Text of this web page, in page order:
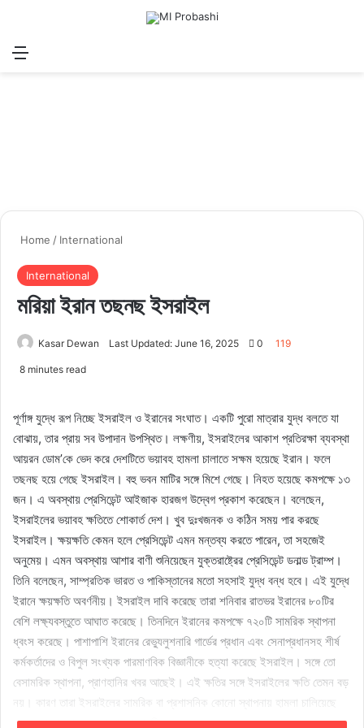
Menu
Home / International
International
মরিয়া ইরান তছনছ ইসরাইল
Kasar Dewan Last Updated: June 16, 2025 0 119
8 minutes read
পূর্ণাঙ্গ যুদ্ধে রূপ নিচ্ছে ইসরাইল ও ইরানের সংঘাত। একটি পুরো মাত্রার যুদ্ধ বলতে যা
বোঝায়, তার প্রায় সব উপাদান উপস্থিত। লক্ষণীয়, ইসরাইলের আকাশ প্রতিরক্ষা ব্যবস্থা
আয়রন ডোম’কে ভেদ করে দেশটিতে ভয়াবহ হামলা চালাতে সক্ষম হয়েছে ইরান। ফলে
তছনছ হয়ে গেছে ইসরাইল। বহু ভবন মাটির সঙ্গে মিশে গেছে। নিহত হয়েছে কমপক্ষে ১৩
জন। এ অবস্থায় প্রেসিডেন্ট আইজাক হারজগ উদ্বেগ প্রকাশ করেছেন। বলেছেন,
ইসরাইলের ভয়াবহ ক্ষতিতে শোকার্ত দেশ। খুব দুঃখজনক ও কঠিন সময় পার করছে
ইসরাইল। ক্ষয়ক্ষতি কেমন হলে প্রেসিডেন্ট এমন মন্তব্য করতে পারেন, তা সহজেই
অনুমেয়। এমন অবস্থায় আশার বাণী শুনিয়েছেন যুক্তরাষ্ট্রের প্রেসিডেন্ট ডনাল্ড ট্রাম্প।
তিনি বলেছেন, সাম্প্রতিক ভারত ও পাকিস্তানের মতো সহসাই যুদ্ধ বন্ধ হবে। এই যুদ্ধে
ইরানে ক্ষয়ক্ষতি অবর্ণনীয়। ইসরাইল দাবি করেছে তারা শনিবার রাতভর ইরানের ৮০টির
বেশি লক্ষ্যবস্তুতে আঘাত করেছে। তিনদিনে ইরানের কমপক্ষে ৭২০টি সামরিক স্থাপনা
ধ্বংস করেছে। পাশাপাশি ইরানের রেভ্যুলুশনারি গার্ডের প্রধান এবং সেনাপ্রধানসহ শীর্ষ
কর্মকর্তাদের ও বিপুল সংখ্যক পারমাণবিক বিজ্ঞানীকে হত্যা করেছে ইসরাইল। সঙ্গে তো
বেসামরিক স্থাপনা, প্রাণহানির খবর আছেই। এই ক্ষতির সঙ্গে ইসরাইলের ক্ষতি তেমন বড়
নয়। কারণ তারা ইসরাইলের সামরিক বা প্রশাসনিক কোনো স্থাপনায় হামলা চালিয়েছে
এমন কোনো তথ্য এখনো পাওয়া যায়নি।